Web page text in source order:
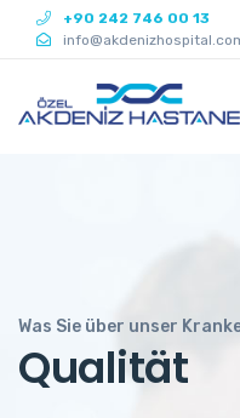
+90 242 746 00 13
Was Sie über unser
Qualität